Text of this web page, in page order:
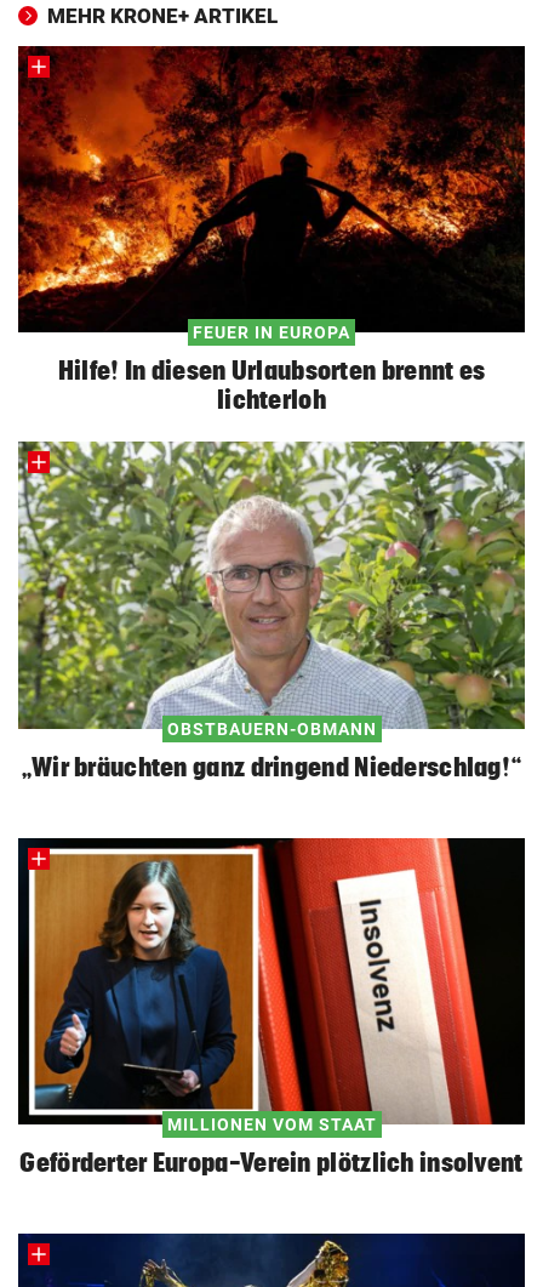
MEHR KRONE+ ARTIKEL
FEUER IN EUROPA
Hilfe! In diesen Urlaubsorten brennt es
lichterloh
OBSTBAUERN-OBMANN
„Wir bräuchten ganz dringend Niederschlag!“
MILLIONEN VOM STAAT
Geförderter Europa-Verein plötzlich insolvent